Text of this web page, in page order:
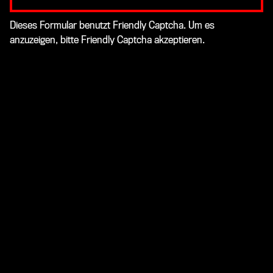
Dieses Formular benutzt Friendly Captcha. Um es
anzuzeigen, bitte Friendly Captcha akzeptieren.